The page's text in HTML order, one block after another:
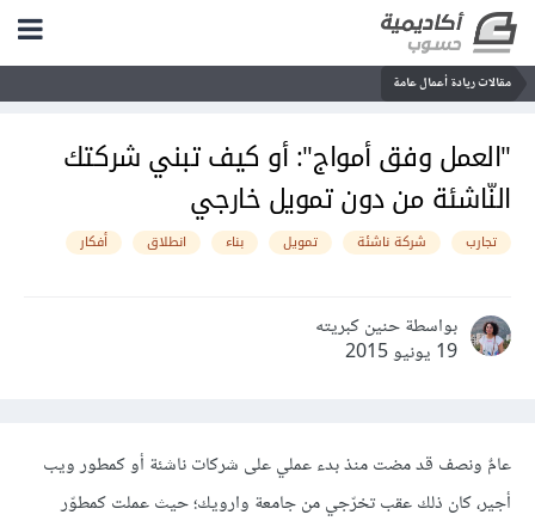
مقالات ريادة أعمال عامة
"العمل وفق أمواج": أو كيف تبني شركتك
النّاشئة من دون تمويل خارجي
تجارب شركة ناشئة تمويل بناء انطلاق أفكار
بواسطة حنين كبريته
19 يونيو 2015
عامٌ ونصف قد مضت منذ بدء عملي على شركات ناشئة أو كمطور ويب
أجير، كان ذلك عقب تخرّجي من جامعة وارويك؛ حيث عملت كمطوّر